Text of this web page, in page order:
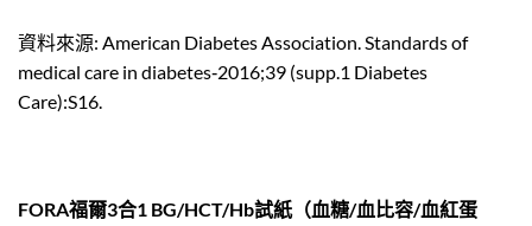
資料來源: American Diabetes Association. Standards of
medical care in diabetes‐2016;39 (supp.1 Diabetes
Care):S16.
FORA福爾3合1 BG/HCT/Hb試紙（血糖/血比容/血紅蛋